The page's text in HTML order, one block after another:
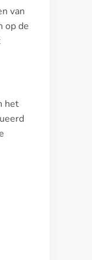
van
op de
het